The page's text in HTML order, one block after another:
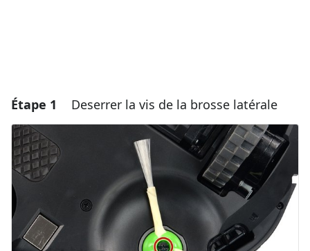
Étape 1 Deserrer la vis de la brosse latérale